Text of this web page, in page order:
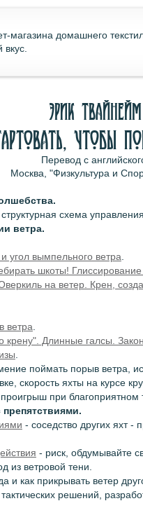
магазина домашнего
Эрик Твайнейм
ЧТОБЫ
Перевод с
Москва, "Физкультура и
схема
ветра.
угол вымпельного ветра
шкоты!
на ветер. Крен,
ветра
крену". Длинные галсы.
поймать порыв ветра,
скорость яхты на курсе
при благоприятном
препятствиями.
- соседство других яхт -
- риск, обдумывайте
из ветровой тени.
и как прикрывать ветер
решений,